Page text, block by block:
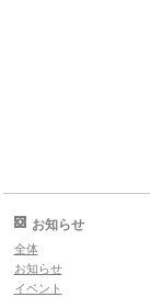
お知らせ
全体
お知らせ
イベント